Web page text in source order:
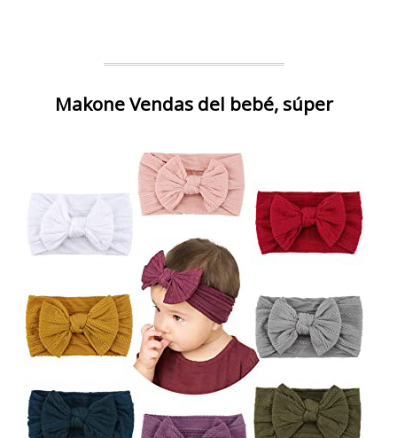
Makone Vendas del bebé, súper